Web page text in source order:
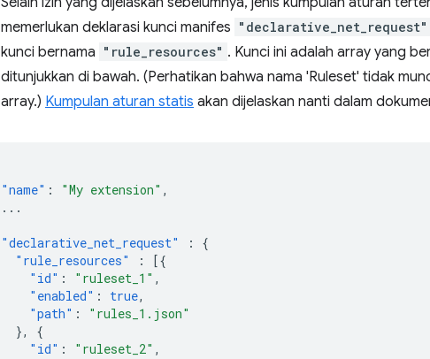
memerlukan deklarasi kunci manifes "declarative_net_request"
kunci bernama "rule_resources" . Kunci ini adalah array yang
ditunjukkan di bawah. (Perhatikan bahwa nama 'Ruleset' tidak
array.) Kumpulan aturan statis akan dijelaskan nanti dalam
"name" : "My extension" ,
...
"declarative_net_request" :
{
"rule_resources"
:
[{
"id" : "ruleset_1" ,
"enabled" : true,
"path" :
"rules_1.json"
},
{
"id" : "ruleset_2" ,